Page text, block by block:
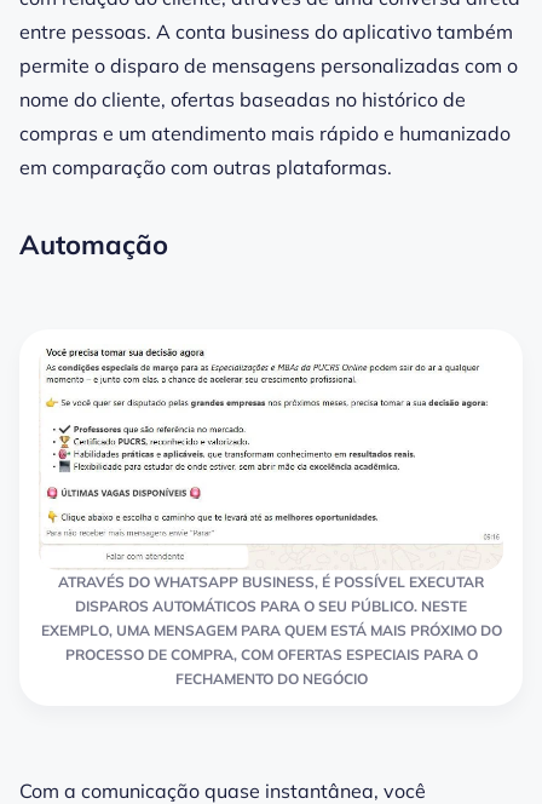
entre pessoas. A conta business do aplicativo também
permite o disparo de mensagens personalizadas com o
nome do cliente, ofertas baseadas no histórico de
compras e um atendimento mais rápido e humanizado
em comparação com outras plataformas.
Automação
ATRAVÉS DO WHATSAPP BUSINESS, É POSSÍVEL EXECUTAR
DISPAROS AUTOMÁTICOS PARA O SEU PÚBLICO. NESTE
EXEMPLO, UMA MENSAGEM PARA QUEM ESTÁ MAIS PRÓXIMO DO
PROCESSO DE COMPRA, COM OFERTAS ESPECIAIS PARA O
FECHAMENTO DO NEGÓCIO
Com a comunicação quase instantânea, você